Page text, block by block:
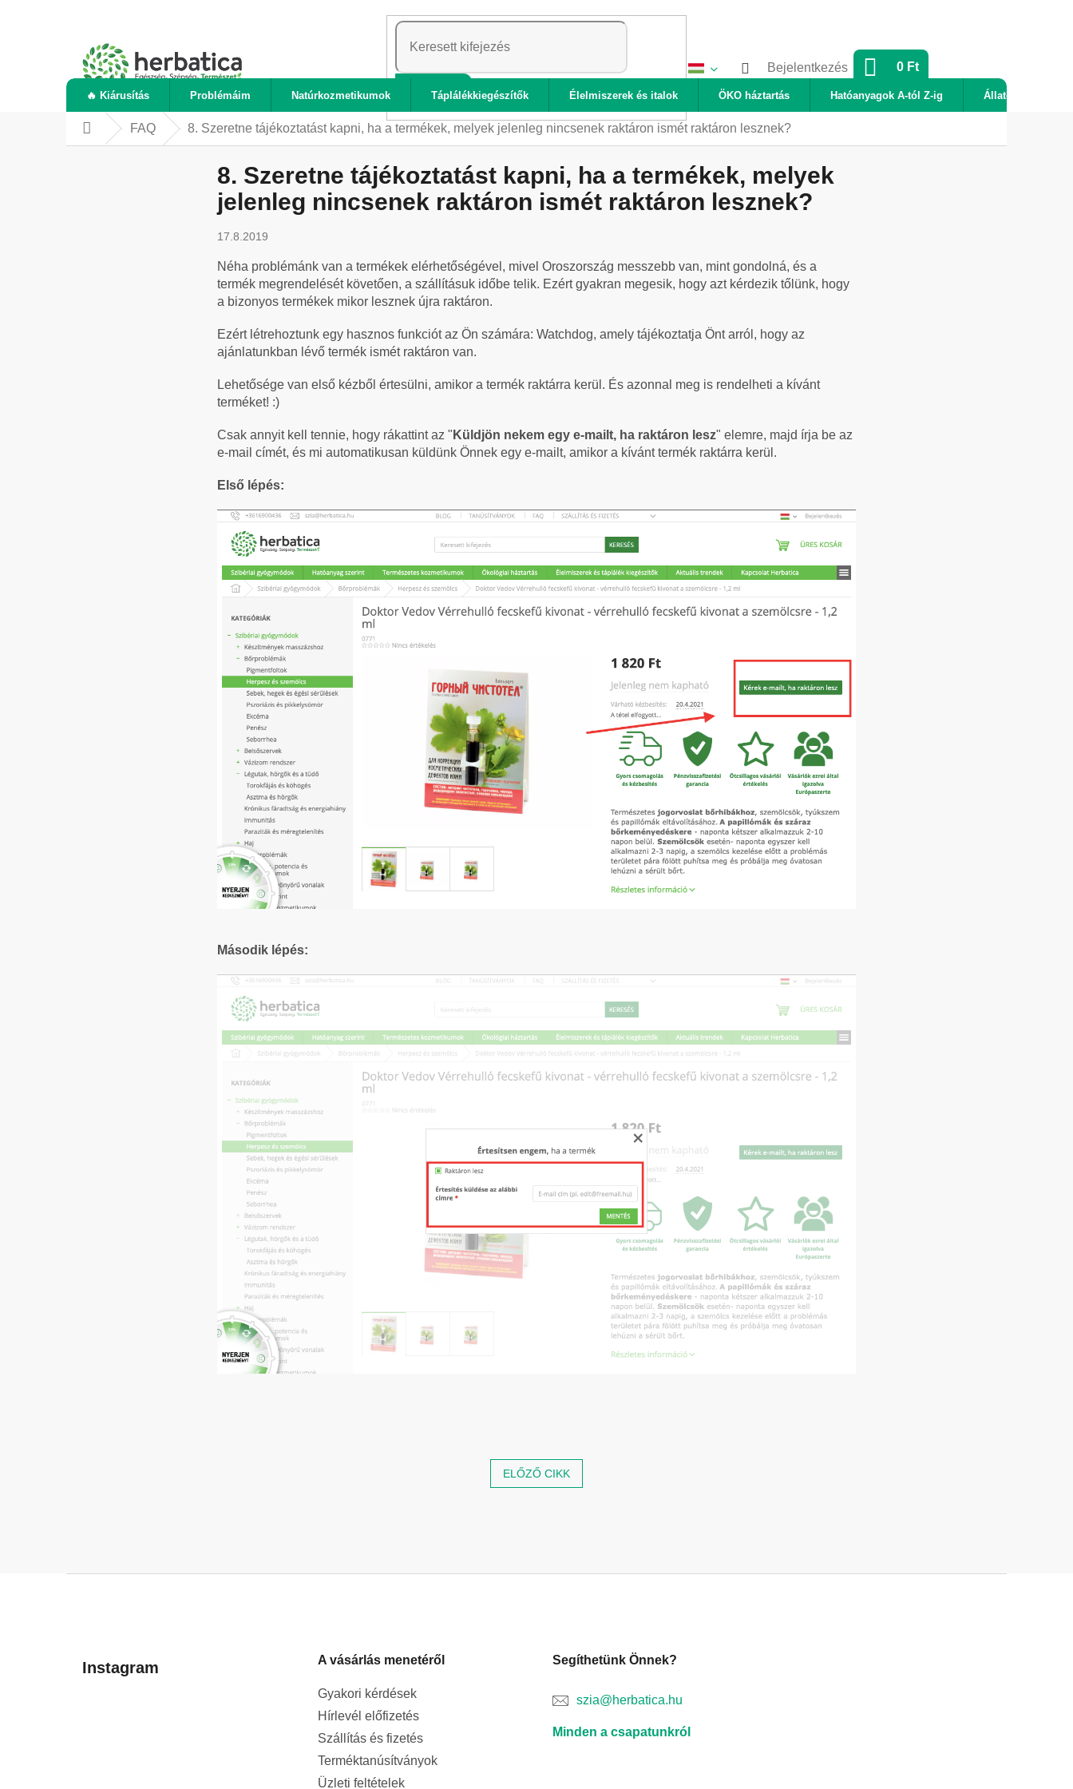
KERESÉS
Bejelentkezés KOSÁR
0 Ft
🔥 Kiárusítás Problémáim Natúrkozmetikumok Táplálékkiegészítők Élelmiszerek és italok ÖKO háztartás Hatóanyagok A-tól Z-ig Állatok
Kezdőlap
FAQ 8. Szeretne tájékoztatást kapni, ha a termékek, melyek jelenleg nincsenek raktáron ismét raktáron lesznek?
8. Szeretne tájékoztatást kapni, ha a termékek, melyek
jelenleg nincsenek raktáron ismét raktáron lesznek?
17.8.2019
Néha problémánk van a termékek elérhetőségével, mivel Oroszország messzebb van, mint gondolná, és a
termék megrendelését követően, a szállításuk időbe telik. Ezért gyakran megesik, hogy azt kérdezik tőlünk, hogy
a bizonyos termékek mikor lesznek újra raktáron.
Ezért létrehoztunk egy hasznos funkciót az Ön számára: Watchdog, amely tájékoztatja Önt arról, hogy az
ajánlatunkban lévő termék ismét raktáron van.
Lehetősége van első kézből értesülni, amikor a termék raktárra kerül. És azonnal meg is rendelheti a kívánt
terméket! :)
Csak annyit kell tennie, hogy rákattint az " Küldjön nekem egy e-mailt, ha raktáron lesz" elemre, majd írja be az
e-mail címét, és mi automatikusan küldünk Önnek egy e-mailt, amikor a kívánt termék raktárra kerül.
Első lépés:
Második lépés:
ELŐZŐ CIKK
Instagram A vásárlás menetéről
Gyakori kérdések
Hírlevél előfizetés
Szállítás és fizetés
Terméktanúsítványok
Üzleti feltételek
Segíthetünk Önnek?
szia@herbatica.hu
Minden a csapatunkról